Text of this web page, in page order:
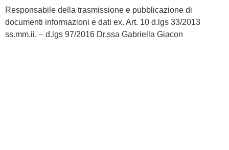
Responsabile della trasmissione e pubblicazione di
documenti informazioni e dati ex. Art. 10 d.lgs 33/2013
ss.mm.ii. – d.lgs 97/2016 Dr.ssa Gabriella Giacon